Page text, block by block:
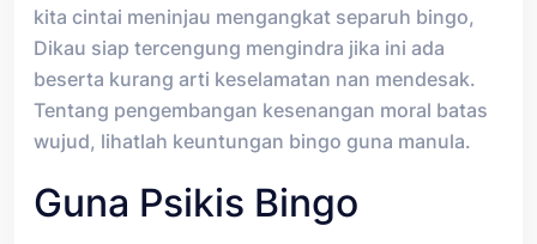
kita cintai meninjau mengangkat separuh bingo,
Dikau siap tercengung mengindra jika ini ada
beserta kurang arti keselamatan nan mendesak.
Tentang pengembangan kesenangan moral batas
wujud, lihatlah keuntungan bingo guna manula.
Guna Psikis Bingo